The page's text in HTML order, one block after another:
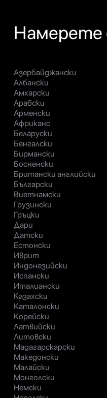
Намерете
Азербайджански
Албански
Амхарски
Арабски
Арменски
Африканс
Беларуски
Бенгалски
Бирмански
Босненски
Британски английски
Български
Виетнамски
Грузински
Гръцки
Дари
Датски
Естонски
Иврит
Индонезийски
Испански
Италиански
Казахски
Каталонски
Корейски
Латвийски
Литовски
Мадагарскарски
Македонски
Малайски
Монголски
Немски